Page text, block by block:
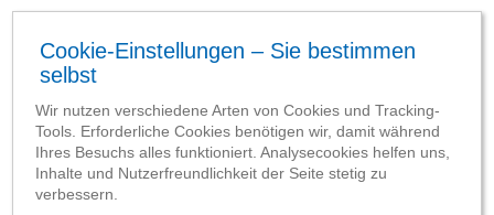
KATEGORIEN DURCHSUCHEN
Allgemein